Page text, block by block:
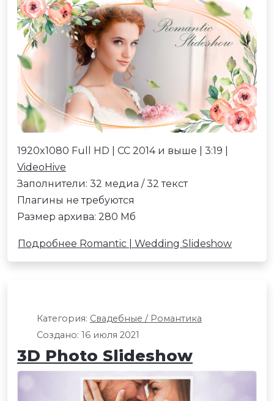
1920x1080 Full HD | CC 2014 и выше | 3:19 |
VideoHive
Заполнители: 32 медиа / 32 текст
Плагины не требуются
Размер архива: 280 Мб
Подробнее Romantic | Wedding Slideshow
Категория: Свадебные / Романтика
Создано: 16 июля 2021
3D Photo Slideshow